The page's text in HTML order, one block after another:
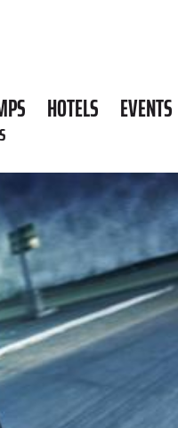
HOTELS EVENTS